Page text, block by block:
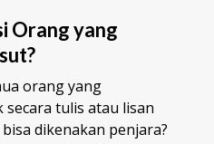
Orang yang
orang yang
tulis atau lisan
dikenakan penjara?